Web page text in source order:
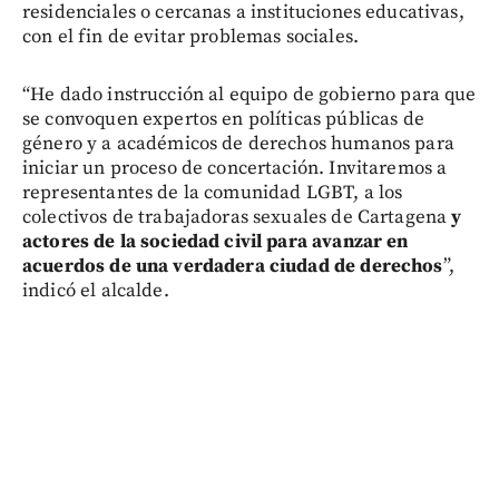
residenciales o cercanas a instituciones educativas,
con el fin de evitar problemas sociales.
“He dado instrucción al equipo de gobierno para que
se convoquen expertos en políticas públicas de
género y a académicos de derechos humanos para
iniciar un proceso de concertación. Invitaremos a
representantes de la comunidad LGBT, a los
colectivos de trabajadoras sexuales de Cartagenay
actores de la sociedad civil para avanzar en
acuerdos de una verdadera ciudad de derechos”,
indicó el alcalde.